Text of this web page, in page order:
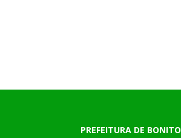
PREFEITURA DE BONITO